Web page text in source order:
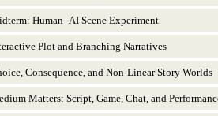
Human–AI Scene Experiment
Plot and Branching Narratives
Consequence, and Non-Linear Story Worlds
Matters: Script, Game, Chat, and